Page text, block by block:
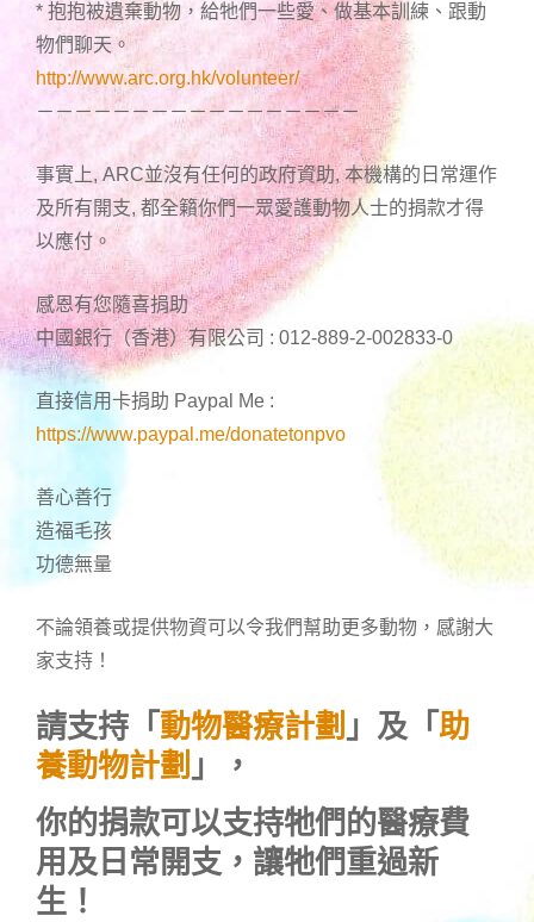
* 抱抱被遺棄動物，給牠們一些愛、做基本訓練、跟動
物們聊天。
http://www.arc.org.hk/volunteer/
－－－－－－－－－－－－－－－－－
事實上, ARC並沒有任何的政府資助, 本機構的日常運作
及所有開支, 都全籟你們一眾愛護動物人士的捐款才得
以應付。
感恩有您隨喜捐助
中國銀行（香港）有限公司 : 012-889-2-002833-0
直接信用卡捐助 Paypal Me :
https://www.paypal.me/donatetonpvo
善心善行
造福毛孩
功德無量
不論領養或提供物資可以令我們幫助更多動物，感謝大
家支持！
請支持「 動物醫療計劃 」及「 助
養動物計劃 」，
你的捐款可以支持牠們的醫療費
用及日常開支，讓牠們重過新
生！